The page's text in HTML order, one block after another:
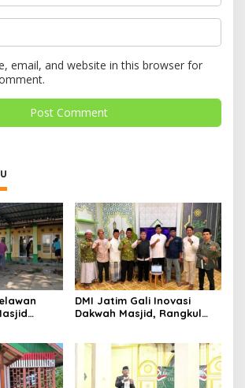
email, and website in this browser for
DMI Jatim Gali Inovasi
Dakwah Masjid, Rangkul